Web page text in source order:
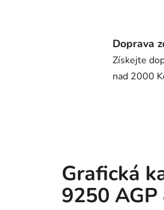
Doprava
Získejte
nad 2000
Grafická
9250